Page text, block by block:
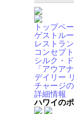
トップペ
ゲストル
レストラ
コンセプ
シルク・
「アウアナ
デイリー
チャージ
詳細情報
ハワイの